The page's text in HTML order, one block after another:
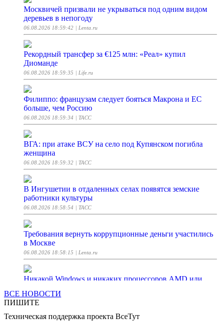
Москвичей призвали не укрываться под одним видом
деревьев в непогоду
06.08.2026 18:59:42 | Lenta.ru
Рекордный трансфер за €125 млн: «Реал» купил
Диоманде
06.08.2026 18:59:35 | Life.ru
Филиппо: французам следует бояться Макрона и ЕС
больше, чем Россию
06.08.2026 18:59:34 | ТАСС
ВГА: при атаке ВСУ на село под Купянском погибла
женщина
06.08.2026 18:59:32 | ТАСС
В Ингушетии в отдаленных селах появятся земские
работники культуры
06.08.2026 18:58:54 | ТАСС
Требования вернуть коррупционные деньги участились
в Москве
06.08.2026 18:58:15 | Lenta.ru
Никакой Windows и никаких процессоров AMD или
MateBook Pro на Kirin X90 Plus
06.08.2026 18:58:00
ВСЕ НОВОСТИ
ПИШИТЕ
Техническая поддержка проекта ВсеТут